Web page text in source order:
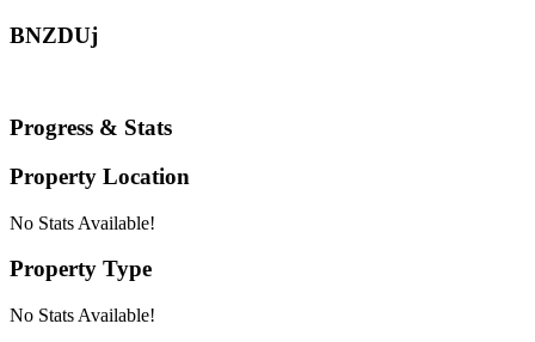
BNZDUj
Progress & Stats
Property Location
No Stats Available!
Property Type
No Stats Available!